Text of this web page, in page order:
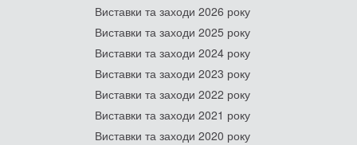
Виставки та заходи 2026 року
Виставки та заходи 2025 року
Виставки та заходи 2024 року
Виставки та заходи 2023 року
Виставки та заходи 2022 року
Виставки та заходи 2021 року
Виставки та заходи 2020 року